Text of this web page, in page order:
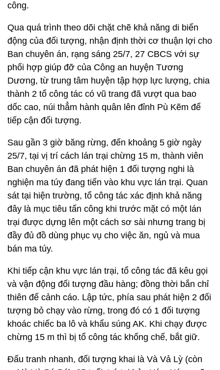
công.
Qua quá trình theo dõi chặt chẽ khả năng di biến
động của đối tượng, nhận định thời cơ thuận lợi cho
Ban chuyên án, rạng sáng 25/7, 27 CBCS với sự
phối hợp giúp đỡ của Công an huyện Tương
Dương, từ trung tâm huyện tập hợp lực lượng, chia
thành 2 tổ công tác có vũ trang đã vượt qua bao
dốc cao, núi thẳm hành quân lên đỉnh Pù Kẽm để
tiếp cận đối tượng.
Sau gần 3 giờ băng rừng, đến khoảng 5 giờ ngày
25/7, tại vị trí cách lán trại chừng 15 m, thành viên
Ban chuyên án đã phát hiện 1 đối tượng nghi là
nghiện ma túy đang tiến vào khu vực lán trại. Quan
sát tại hiện trường, tổ công tác xác định khả năng
đây là mục tiêu tấn công khi trước mặt có một lán
trại được dựng lên một cách sơ sài nhưng trang bị
đầy đủ đồ dùng phục vụ cho việc ăn, ngủ và mua
bán ma túy.
Khi tiếp cận khu vực lán trại, tổ công tác đã kêu gọi
và vận động đối tượng đầu hàng; đồng thời bắn chỉ
thiên để cảnh cáo. Lập tức, phía sau phát hiện 2 đối
tượng bỏ chạy vào rừng, trong đó có 1 đối tượng
khoác chiếc ba lô và khẩu súng AK. Khi chạy được
chừng 15 m thì bị tổ công tác khống chế, bắt giữ.
Đấu tranh nhanh, đối tượng khai là Và Vả Lỳ (còn